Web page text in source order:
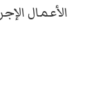
الأعمال